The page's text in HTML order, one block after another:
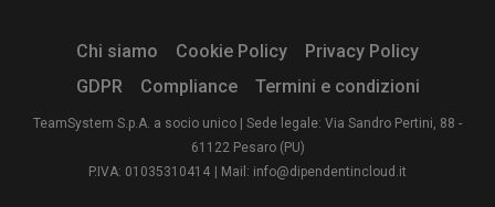
Chi siamo Cookie Policy
Privacy Policy
GDPR
Compliance Termini e condizioni
TeamSystem S.p.A. a socio unico | Sede legale: Via Sandro Pertini, 88 -
61122 Pesaro (PU)
P.IVA: 01035310414 | Mail: info@dipendentincloud.it